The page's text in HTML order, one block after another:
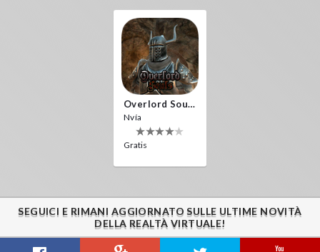
Overlord Souls
Nvía
Gratis
SEGUICI E RIMANI AGGIORNATO SULLE ULTIME NOVITÀ
DELLA REALTÀ VIRTUALE!